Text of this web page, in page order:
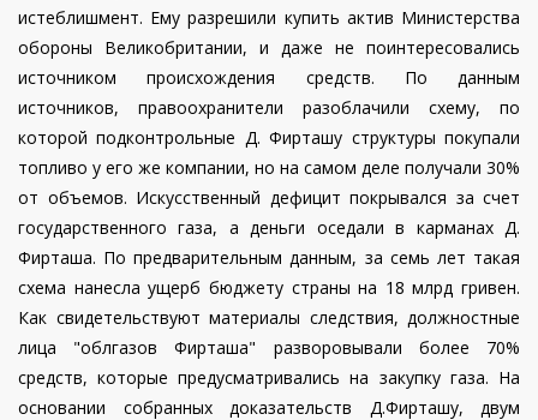
истеблишмент. Ему разрешили купить актив Министерства
обороны Великобритании, и даже не поинтересовались
источником происхождения средств. По данным
источников, правоохранители разоблачили схему, по
которой подконтрольные Д. Фирташу структуры покупали
топливо у его же компании, но на самом деле получали 30%
от объемов. Искусственный дефицит покрывался за счет
государственного газа, а деньги оседали в карманах Д.
Фирташа. По предварительным данным, за семь лет такая
схема нанесла ущерб бюджету страны на 18 млрд гривен.
Как свидетельствуют материалы следствия, должностные
лица "облгазов Фирташа" разворовывали более 70%
средств, которые предусматривались на закупку газа. На
основании собранных доказательств Д.Фирташу, двум